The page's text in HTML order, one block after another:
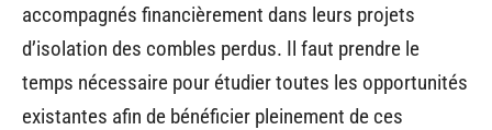
accompagnés financièrement dans leurs projets
d’isolation des combles perdus. Il faut prendre le
temps nécessaire pour étudier toutes les opportunités
existantes afin de bénéficier pleinement de ces